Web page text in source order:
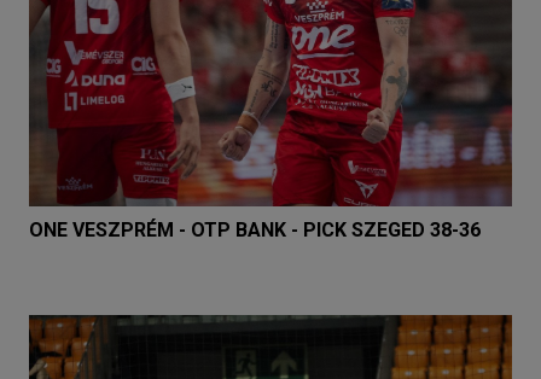
ONE VESZPRÉM - OTP BANK - PICK SZEGED 38-36